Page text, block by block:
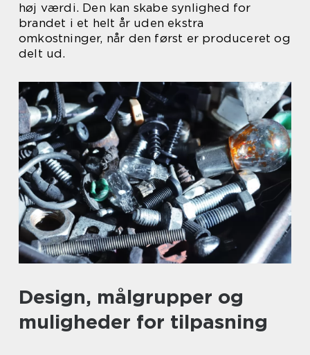
høj værdi. Den kan skabe synlighed for
brandet i et helt år uden ekstra
omkostninger, når den først er produceret og
delt ud.
Design, målgrupper og
muligheder for tilpasning